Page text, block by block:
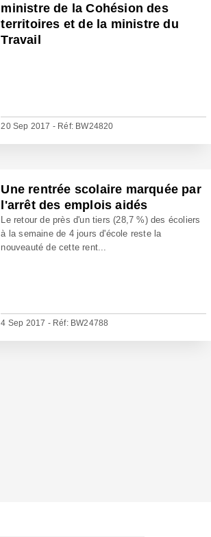
ministre de la Cohésion des
territoires et de la ministre du
Travail
20 Sep 2017 - Réf: BW24820
Une rentrée scolaire marquée par
l'arrêt des emplois aidés
Le retour de près d'un tiers (28,7 %) des écoliers
à la semaine de 4 jours d'école reste la
nouveauté de cette rent...
4 Sep 2017 - Réf: BW24788